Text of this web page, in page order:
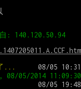
...